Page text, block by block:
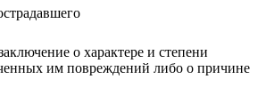
о характере и степени
им повреждений либо о причине